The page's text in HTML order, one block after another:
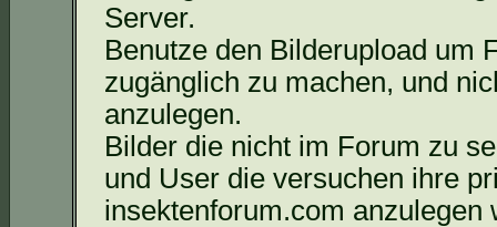
Server.
Benutze den Bilderupload um
zugänglich zu machen, und
anzulegen.
Bilder die nicht im Forum zu
und User die versuchen ihre
insektenforum.com anzulegen